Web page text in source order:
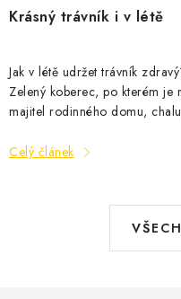
Krásný trávník i v létě
Jak v létě udržet trávník
Zelený koberec, po kterém je
majitel rodinného domu,
Celý článek